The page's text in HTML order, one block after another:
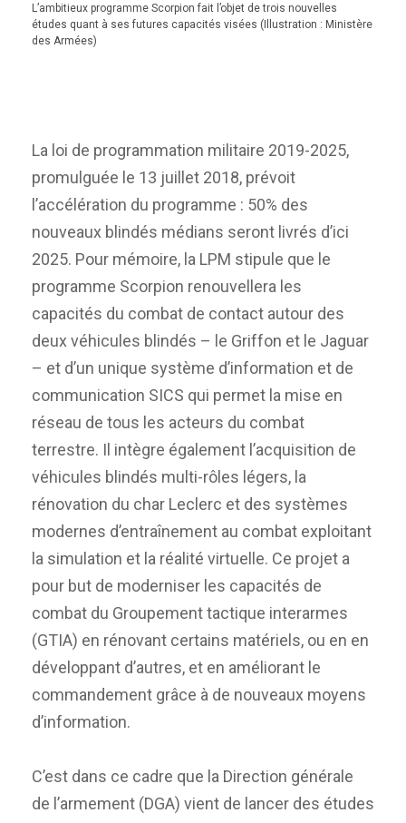
L’ambitieux programme Scorpion fait l’objet de trois nouvelles
études quant à ses futures capacités visées (Illustration : Ministère
des Armées)
La loi de programmation militaire 2019-2025,
promulguée le 13 juillet 2018, prévoit
l’accélération du programme : 50% des
nouveaux blindés médians seront livrés d’ici
2025. Pour mémoire, la LPM stipule que le
programme Scorpion renouvellera les
capacités du combat de contact autour des
deux véhicules blindés – le Griffon et le Jaguar
– et d’un unique système d’information et de
communication SICS qui permet la mise en
réseau de tous les acteurs du combat
terrestre. Il intègre également l’acquisition de
véhicules blindés multi-rôles légers, la
rénovation du char Leclerc et des systèmes
modernes d’entraînement au combat exploitant
la simulation et la réalité virtuelle. Ce projet a
pour but de moderniser les capacités de
combat du Groupement tactique interarmes
(GTIA) en rénovant certains matériels, ou en en
développant d’autres, et en améliorant le
commandement grâce à de nouveaux moyens
d’information.
C’est dans ce cadre que la Direction générale
de l’armement (DGA) vient de lancer des études